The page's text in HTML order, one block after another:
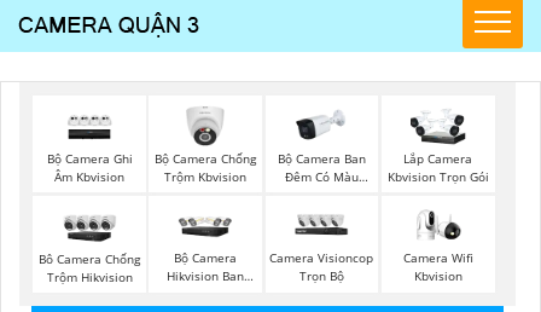
Bộ Camera Ghi
Âm Kbvision
Bộ Camera Chống
Trộm Kbvision
Bộ Camera Ban
Đêm Có Màu
Lắp Camera
Kbvision Trọn Gói
Bô Camera Chống
Trộm Hikvision
Bộ Camera
Hikvision Ban
Camera Visioncop
Trọn Bộ
Camera Wifi
Kbvision